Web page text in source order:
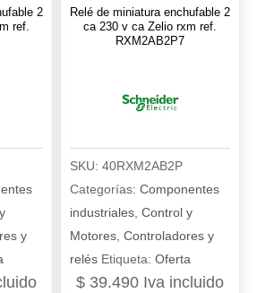
2
ref.
y
Relé de miniatura enchufable 2
ca 230 v ca Zelio rxm ref.
RXM2AB2P7
SKU: 40RXM2AB2P
Categorías: Componentes
industriales, Control y
Motores, Controladores y
relés Etiqueta: Oferta
$ 39.490 Iva incluido